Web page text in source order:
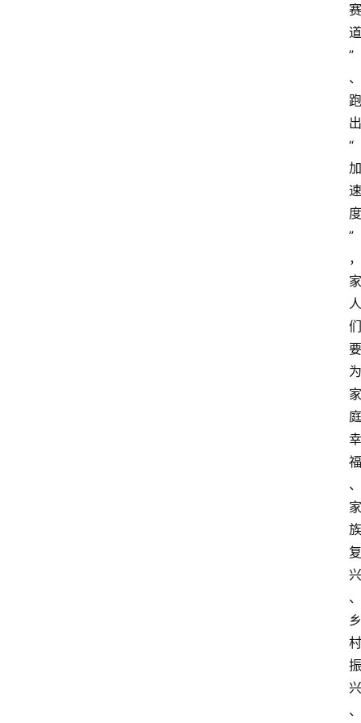
赛
道
”
、
跑
出
“
加
速
度
”
，
家
人
们
要
为
家
庭
幸
福
、
家
族
复
兴
、
乡
村
振
兴
、